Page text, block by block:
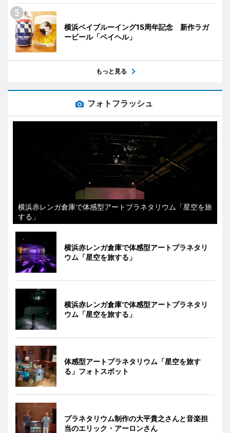
横浜ベイブルーイング15周年記念 新作ラガ
ービール「ベイヘル」
もっと見る
フォトフラッシュ
横浜赤レンガ倉庫で体感型アートプラネタリウム「星空を旅
する」
横浜赤レンガ倉庫で体感型アートプラネタリ
ウム「星空を旅する」
横浜赤レンガ倉庫で体感型アートプラネタリ
ウム「星空を旅する」
体感型アートプラネタリウム「星空を旅す
る」フォトスポット
プラネタリウム制作の大平貴之さんと音楽担
当のエリック・アーロンさん